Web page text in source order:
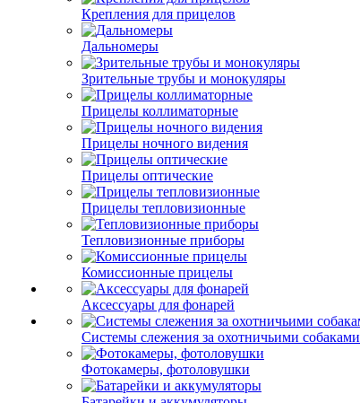
Крепления для прицелов
Дальномеры
Зрительные трубы и монокуляры
Прицелы коллиматорные
Прицелы ночного видения
Прицелы оптические
Прицелы тепловизионные
Тепловизионные приборы
Комиссионные прицелы
Аксессуары для фонарей
Системы слежения за охотничьими собаками
Фотокамеры, фотоловушки